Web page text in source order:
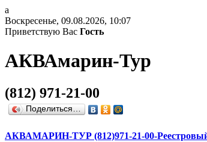
a
Воскресенье, 09.08.2026, 10:07
Приветствую Вас Гость
АКВАмарин-Тур
(812) 971-21-00
Поделиться…
АКВАМАРИН-ТУР (812)971-21-00-